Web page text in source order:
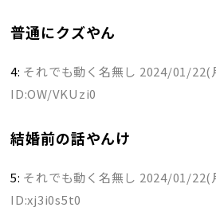
普通にクズやん
4: それでも動く名無し 2024/01/22(
ID:OW/VKUzi0
結婚前の話やんけ
5: それでも動く名無し 2024/01/22(
ID:xj3i0s5t0